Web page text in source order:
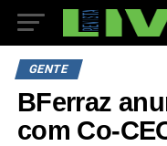
GENTE
BFerraz
com Co-